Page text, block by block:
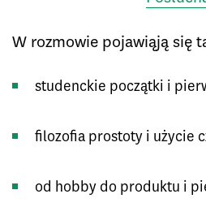
W rozmowie pojawiąją się
studenckie początki i
filozofia prostoty i użycie
od hobby do produktu i